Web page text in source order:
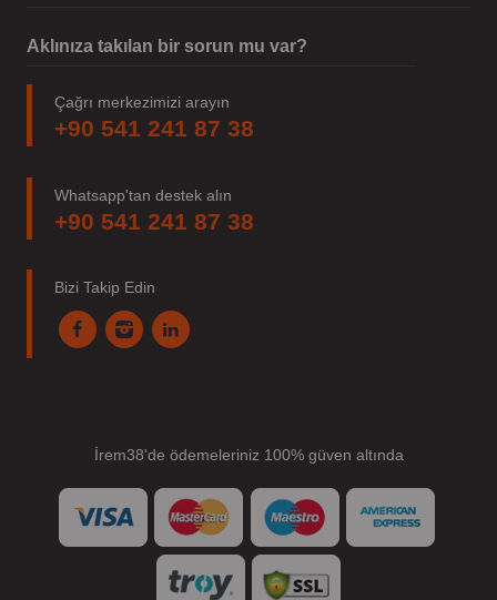
Aklınıza takılan bir sorun mu var?
Çağrı merkezimizi arayın
+90 541 241 87 38
Whatsapp'tan destek alın
+90 541 241 87 38
Bizi Takip Edin
İrem38'de ödemeleriniz 100% güven altında